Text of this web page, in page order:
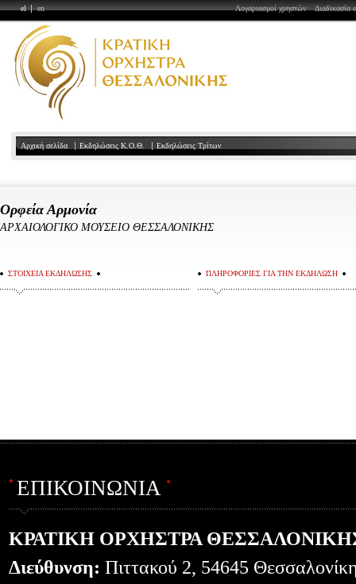
en
el Διαδικασία
Λογαριασμοί χρηστών
Αρχική σελίδα Εκδηλώσεις Κ.Ο.Θ. Εκδηλώσεις Τρίτων
Ορφεία Αρμονία
ΑΡΧΑΙΟΛΟΓΙΚΟ ΜΟΥΣΕΙΟ ΘΕΣΣΑΛΟΝΙΚΗΣ
ΣΤΟΙΧΕΙΑ ΕΚΔΗΛΩΣΗΣ ΠΛΗΡΟΦΟΡΙΕΣ ΓΙΑ ΤΗΝ ΕΚΔΗΛΩΣΗ
ΕΠΙΚΟΙΝΩΝΙΑ
ΚΡΑΤΙΚΗ ΟΡΧΗΣΤΡΑ
Διεύθυνση: Πιττακού 2, 54645